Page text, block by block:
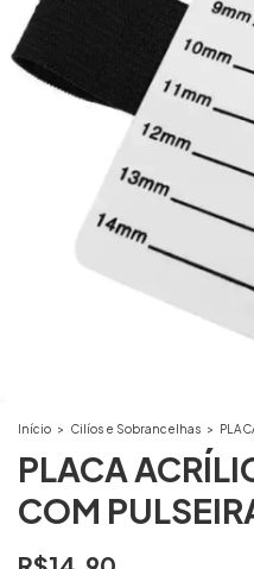
Início > Cilíos e Sobrancelhas >
PLACA
COM